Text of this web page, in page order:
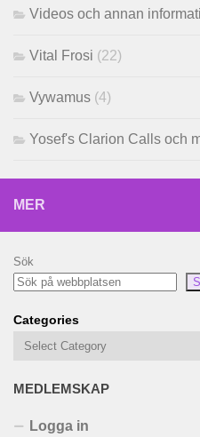
Videos och annan
Vital Frosi (22)
Vywamus (4)
Yosef's Clarion Calls och
MER
Sök
Categories
MEDLEMSKAP
Logga in